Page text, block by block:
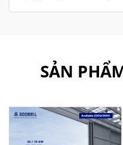
SẢN